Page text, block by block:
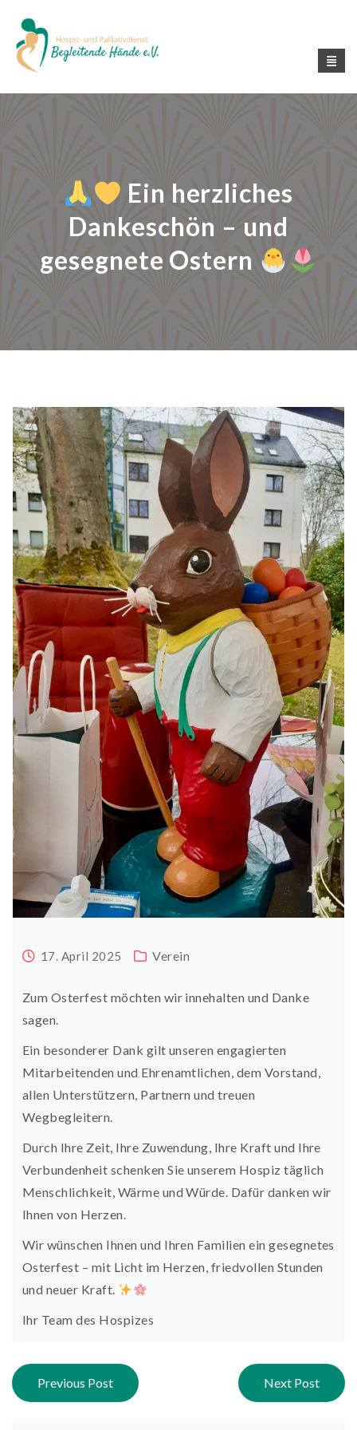
Ein herzliches
Dankeschön – und
gesegnete Ostern
17. April 2025 Verein
Zum Osterfest möchten wir innehalten und Danke
sagen.
Ein besonderer Dank gilt unseren engagierten
Mitarbeitenden und Ehrenamtlichen, dem Vorstand,
allen Unterstützern, Partnern und treuen
Wegbegleitern.
Durch Ihre Zeit, Ihre Zuwendung, Ihre Kraft und Ihre
Verbundenheit schenken Sie unserem Hospiz täglich
Menschlichkeit, Wärme und Würde. Dafür danken wir
Ihnen von Herzen.
Wir wünschen Ihnen und Ihren Familien ein gesegnetes
Osterfest – mit Licht im Herzen, friedvollen Stunden
und neuer Kraft.
Ihr Team des Hospizes
Post navigation
Previous Post Next Post